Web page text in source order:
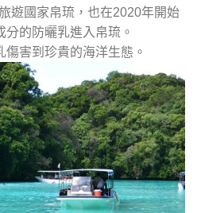
遊國家帛琉，也在2020年開始
分的防曬乳進入帛琉。
傷害到珍貴的海洋生態。